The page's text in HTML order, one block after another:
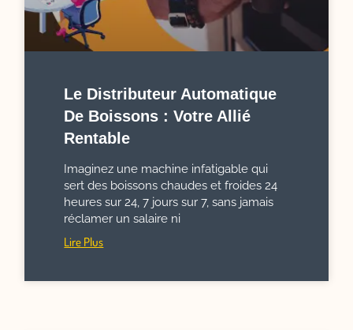
Le Distributeur Automatique
De Boissons : Votre Allié
Rentable
Imaginez une machine infatigable qui
sert des boissons chaudes et froides 24
heures sur 24, 7 jours sur 7, sans jamais
réclamer un salaire ni
Lire Plus